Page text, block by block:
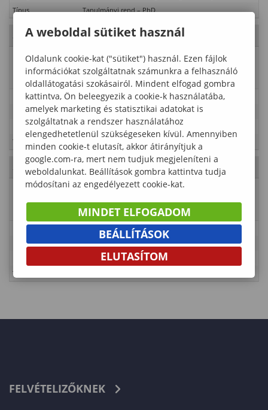
Típus
Tanulmányi rend – PhD
2023. Július 22., szombat - 29. hét
Esemény
neve
Vizsgaidőszak doktoranduszok
részére
Leírás
Időpont
2023-06-05 00:00:00 - 2023-08-31 01:00:00
Kategória
Lámfalussy Sándor Közgazdaságtudományi Kar
Típus
Tanulmányi rend – PhD
2023. Július 23., vasárnap - 29. hét
Esemény
neve
Vizsgaidőszak doktoranduszok
részére
Leírás
Időpont
2023-06-05 00:00:00 - 2023-08-31 01:00:00
Lámfalussy Sándor Közgazdaságtudományi Kar
Típus
FELVÉTELIZŐKNEK
A weboldal sütiket használ
Oldalunk cookie-kat ("sütiket") használ. Ezen fájlok
információkat szolgáltatnak számunkra a felhasználó
oldallátogatási szokásairól. Mindent elfogad gombra
kattintva, Ön beleegyezik a cookie-k használatába,
amelyek marketing és statisztikai adatokat is
szolgáltatnak a rendszer használatához
elengedhetetlenül szükségeseken kívül. Amennyiben
minden cookie-t elutasít, akkor átirányítjuk a
google.com-ra, mert nem tudjuk megjeleníteni a
weboldalunkat. Beállítások gombra kattintva tudja
módosítani az engedélyezett cookie-kat.
MINDET ELFOGADOM
BEÁLLÍTÁSOK
ELUTASÍTOM